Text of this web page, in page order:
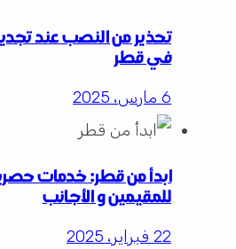
تحذير من النصب عند
في قطر
6 مارس، 2025
ابدأ من قطر: خدمات
للمقيمين و الأجانب
22 فبراير، 2025